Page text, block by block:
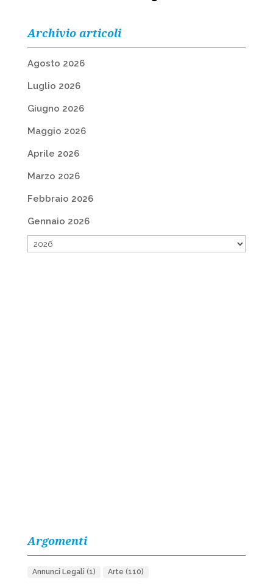
Archivio articoli
Agosto 2026
Luglio 2026
Giugno 2026
Maggio 2026
Aprile 2026
Marzo 2026
Febbraio 2026
Gennaio 2026
Argomenti
Annunci Legali (1) Arte (110)